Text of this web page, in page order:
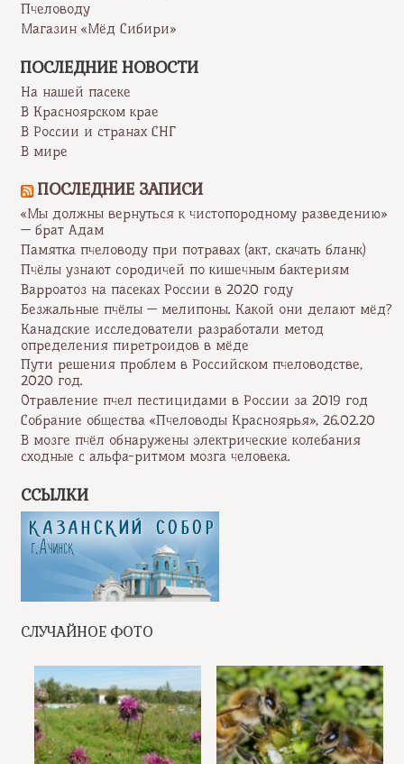
Пчеловоду
Магазин «Мёд Сибири»
ПОСЛЕДНИЕ НОВОСТИ
На нашей пасеке
В Красноярском крае
В России и странах СНГ
В мире
ПОСЛЕДНИЕ ЗАПИСИ
«Мы должны вернуться к чистопородному разведению»
— брат Адам
Памятка пчеловоду при потравах (акт, скачать бланк)
Пчёлы узнают сородичей по кишечным бактериям
Варроатоз на пасеках России в 2020 году
Безжальные пчёлы — мелипоны. Какой они делают мёд?
Канадские исследователи разработали метод
определения пиретроидов в мёде
Пути решения проблем в Российском пчеловодстве,
2020 год.
Отравление пчел пестицидами в России за 2019 год
Собрание общества «Пчеловоды Красноярья», 26.02.20
В мозге пчёл обнаружены электрические колебания
сходные с альфа-ритмом мозга человека.
ССЫЛКИ
СЛУЧАЙНОЕ ФОТО